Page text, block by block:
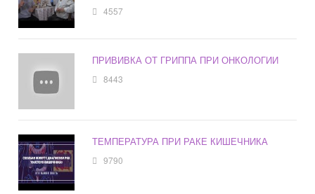
4557
ПРИВИВКА ОТ ГРИППА ПРИ ОНКОЛОГИИ
8443
ТЕМПЕРАТУРА ПРИ РАКЕ КИШЕЧНИКА
9790